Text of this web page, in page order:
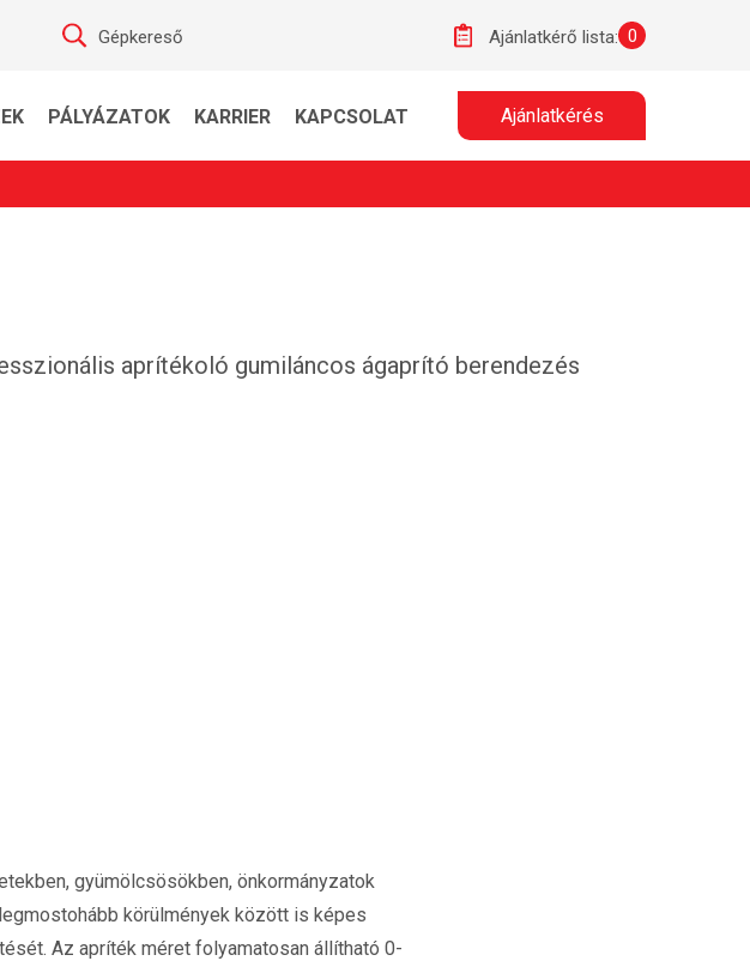
Gépkereső Ajánlatkérő lista: 0
PÁLYÁZATOK KARRIER KAPCSOLAT Ajánlatkérés
gyümölcsösökben, önkormányzatok
körülmények között is képes
Az apríték méret folyamatosan állítható 0-